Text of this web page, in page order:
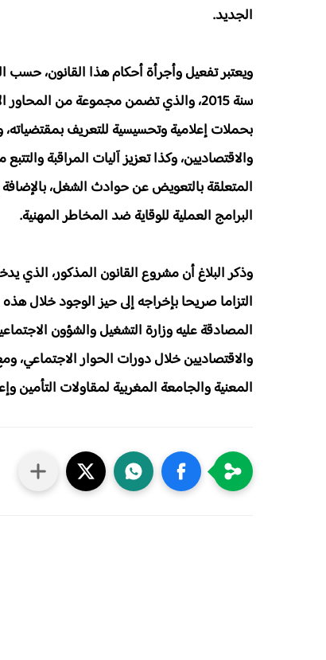
الجديد.
ويعتبر تفعيل وأجرأة أحكام هذا القانون، حسب
سنة 2015، والذي تضمن مجموعة من
بحملات إعلامية وتحسيسية للتعريف بمقتضياته،
والاقتصاديين، وكذا تعزيز آليات المراقبة
المتعلقة بالتعويض عن حوادث الشغل، بالإضافة
البرامج العملية للوقاية ضد المخاطر المهنية.
التزاما صريحا بإخراجه إلى حيز الوجود خلال
المصادقة عليه وزارة التشغيل والشؤون
والاقتصاديين خلال دورات الحوار الاجتماعي،
المعنية والجامعة المغربية لمقاولات التأمين